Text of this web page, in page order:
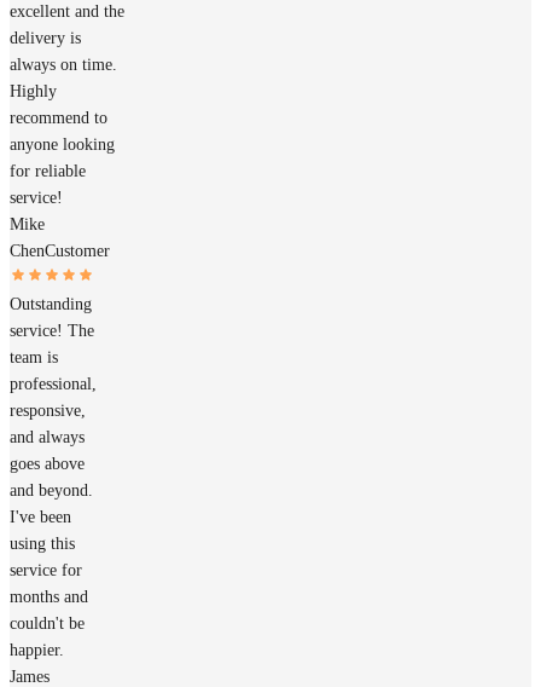
excellent and the
delivery is
always on time.
Highly
recommend to
anyone looking
for reliable
service!
Mike
ChenCustomer
Outstanding
service! The
team is
professional,
responsive,
and always
goes above
and beyond.
I've been
using this
service for
months and
couldn't be
happier.
James